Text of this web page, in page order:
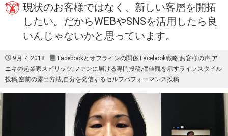
現状のお客様ではなく、新しい客層を開拓
したい。だからWEBやSNSを活用したら良
いんじゃないかと思っています。
9月 7, 2018 Facebookとオフラインの関係,Facebook戦略,お客様の声,ア
ニキの起業家スピリッツ,ファンに届ける専門投稿,価値観を示すライフスタイル
投稿,空前の露出方法,自分を発信するセルフパフォーマンス投稿